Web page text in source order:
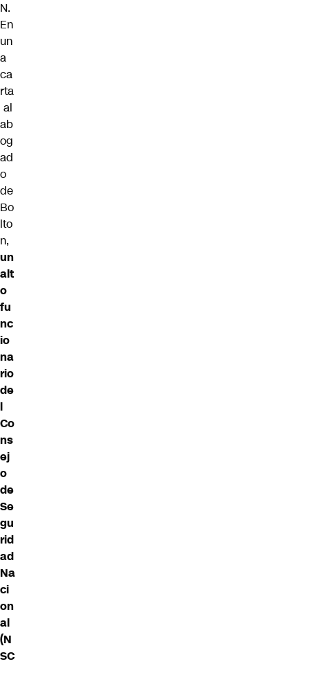
N.
En
un
a
ca
rta
al
ab
og
ad
o
de
Bo
lto
n,
un
alt
o
fu
nc
io
na
rio
de
l
Co
ns
ej
o
de
Se
gu
rid
ad
Na
ci
on
al
(N
SC